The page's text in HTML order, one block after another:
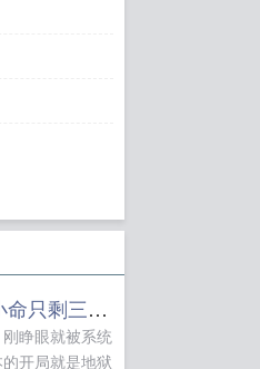
末日降临：开局小命只剩三十天
睁眼就被系统
开局就是地狱